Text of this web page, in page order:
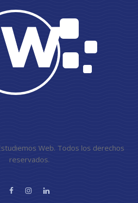
Web. Todos los derechos
reservados.